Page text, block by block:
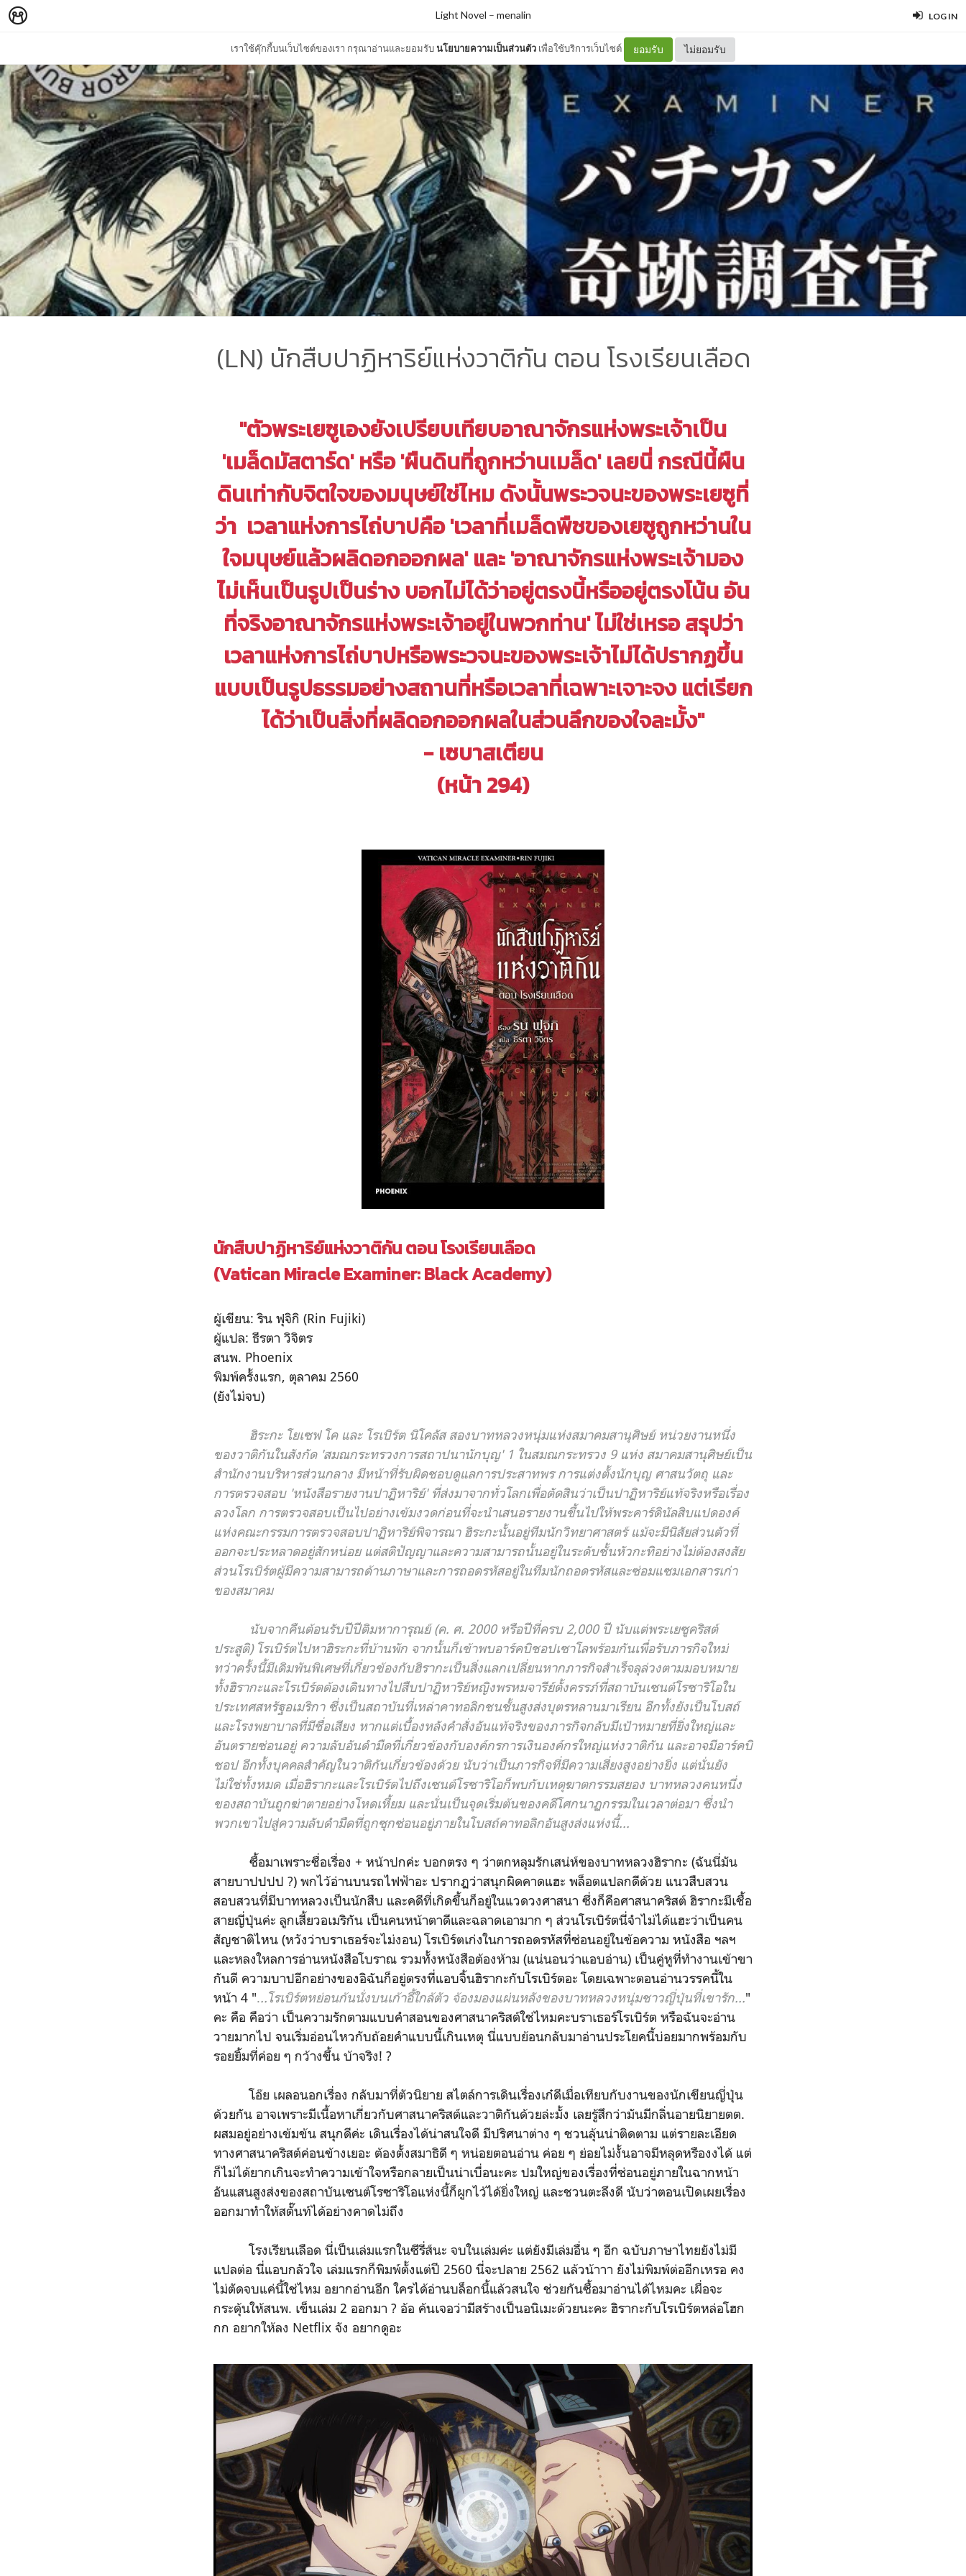
LOG IN
เราใช้คุ๊กกี้บนเว็บไซต์ของเรา กรุณาอ่านและยอมรับนโยบายความเป็นส่วนตัว เพื่อใช้บริการเว็บไซต์ ยอมรับ ไม่ยอมรับ
Light Novel – menalin
(LN) นักสืบปาฏิหาริย์แห่งวาติกัน ตอน โรงเรียนเลือด
"ตัวพระเยซูเองยังเปรียบเทียบอาณาจักรแห่งพระเจ้าเป็น
'เมล็ดมัสตาร์ด' หรือ 'ผืนดินที่ถูกหว่านเมล็ด' เลยนี่ กรณีนี้ผืน
ดินเท่ากับจิตใจของมนุษย์ใช่ไหม ดังนั้นพระวจนะของพระเยซูที่
ว่า เวลาแห่งการไถ่บาปคือ 'เวลาที่เมล็ดพืชของเยซูถูกหว่านใน
ใจมนุษย์แล้วผลิดอกออกผล' และ 'อาณาจักรแห่งพระเจ้ามอง
ไม่เห็นเป็นรูปเป็นร่าง บอกไม่ได้ว่าอยู่ตรงนี้หรืออยู่ตรงโน้น อัน
ที่จริงอาณาจักรแห่งพระเจ้าอยู่ในพวกท่าน' ไม่ใช่เหรอ สรุปว่า
เวลาแห่งการไถ่บาปหรือพระวจนะของพระเจ้าไม่ได้ปรากฏขึ้น
แบบเป็นรูปธรรมอย่างสถานที่หรือเวลาที่เฉพาะเจาะจง แต่เรียก
ได้ว่าเป็นสิ่งที่ผลิดอกออกผลในส่วนลึกของใจละมั้ง"
- เซบาสเตียน
(หน้า 294)
นักสืบปาฏิหาริย์แห่งวาติกัน ตอน โรงเรียนเลือด
(Vatican Miracle Examiner: Black Academy)
ผู้เขียน: ริน ฟุจิกิ (Rin Fujiki)
ผู้แปล: ธีรตา วิจิตร
สนพ. Phoenix
พิมพ์ครั้งแรก, ตุลาคม 2560
(ยังไม่จบ)
ฮิระกะ โยเซฟ โค และ โรเบิร์ต นิโคลัส สองบาทหลวงหนุ่มแห่งสมาคมสานุศิษย์ หน่วยงานหนึ่ง
ของวาติกันในสังกัด 'สมณกระทรวงการสถาปนานักบุญ' 1 ในสมณกระทรวง 9 แห่ง สมาคมสานุศิษย์เป็น
สำนักงานบริหารส่วนกลาง มีหน้าที่รับผิดชอบดูแลการประสาทพร การแต่งตั้งนักบุญ ศาสนวัตถุ และ
การตรวจสอบ 'หนังสือรายงานปาฏิหาริย์' ที่ส่งมาจากทั่วโลกเพื่อตัดสินว่าเป็นปาฏิหาริย์แท้จริงหรือเรื่อง
ลวงโลก การตรวจสอบเป็นไปอย่างเข้มงวดก่อนที่จะนำเสนอรายงานขึ้นไปให้พระคาร์ดินัลสิบแปดองค์
แห่งคณะกรรมการตรวจสอบปาฏิหาริย์พิจารณา ฮิระกะนั้นอยู่ทีมนักวิทยาศาสตร์ แม้จะมีนิสัยส่วนตัวที่
ออกจะประหลาดอยู่สักหน่อย แต่สติปัญญาและความสามารถนั้นอยู่ในระดับชั้นหัวกะทิอย่างไม่ต้องสงสัย
ส่วนโรเบิร์ตผู้มีความสามารถด้านภาษาและการถอดรหัสอยู่ในทีมนักถอดรหัสและซ่อมแซมเอกสารเก่า
ของสมาคม
นับจากคืนต้อนรับปีปีติมหาการุณย์ (ค. ศ. 2000 หรือปีที่ครบ 2,000 ปี นับแต่พระเยซูคริสต์
ประสูติ) โรเบิร์ตไปหาฮิระกะที่บ้านพัก จากนั้นก็เข้าพบอาร์คบิชอปเซาโลพร้อมกันเพื่อรับภารกิจใหม่
ทว่าครั้งนี้มีเดิมพันพิเศษที่เกี่ยวข้องกับฮิรากะเป็นสิ่งแลกเปลี่ยนหากภารกิจสำเร็จลุล่วงตามมอบหมาย
ทั้งฮิรากะและโรเบิร์ตต้องเดินทางไปสืบปาฏิหาริย์หญิงพรหมจารีย์ตั้งครรภ์ที่สถาบันเซนต์โรซาริโอใน
ประเทศสหรัฐอเมริกา ซึ่งเป็นสถาบันที่เหล่าคาทอลิกชนชั้นสูงส่งบุตรหลานมาเรียน อีกทั้งยังเป็นโบสถ์
และโรงพยาบาลที่มีชื่อเสียง หากแต่เบื้องหลังคำสั่งอันแท้จริงของภารกิจกลับมีเป้าหมายที่ยิ่งใหญ่และ
อันตรายซ่อนอยู่ ความลับอันดำมืดที่เกี่ยวข้องกับองค์กรการเงินองค์กรใหญ่แห่งวาติกัน และอาจมีอาร์คบิ
ชอป อีกทั้งบุคคลสำคัญในวาติกันเกี่ยวข้องด้วย นับว่าเป็นภารกิจที่มีความเสี่ยงสูงอย่างยิ่ง แต่นั่นยัง
ไม่ใช่ทั้งหมด เมื่อฮิรากะและโรเบิร์ตไปถึงเซนต์โรซาริโอก็พบกับเหตุฆาตกรรมสยอง บาทหลวงคนหนึ่ง
ของสถาบันถูกฆ่าตายอย่างโหดเหี้ยม และนั่นเป็นจุดเริ่มต้นของคดีโศกนาฏกรรมในเวลาต่อมา ซึ่งนำ
พวกเขาไปสู่ความลับดำมืดที่ถูกซุกซ่อนอยู่ภายในโบสถ์คาทอลิกอันสูงส่งแห่งนี้...
ซื้อมาเพราะชื่อเรื่อง + หน้าปกค่ะ บอกตรง ๆ ว่าตกหลุมรักเสน่ห์ของบาทหลวงฮิรากะ (ฉันนี่มัน
สายบาปปปป ?) พกไว้อ่านบนรถไฟฟ้าอะ ปรากฏว่าสนุกผิดคาดแฮะ พล็อตแปลกดีด้วย แนวสืบสวน
สอบสวนที่มีบาทหลวงเป็นนักสืบ และคดีที่เกิดขึ้นก็อยู่ในแวดวงศาสนา ซึ่งก็คือศาสนาคริสต์ ฮิรากะมีเชื้อ
สายญี่ปุ่นค่ะ ลูกเสี้ยวอเมริกัน เป็นคนหน้าตาดีและฉลาดเอามาก ๆ ส่วนโรเบิร์ตนี่จำไม่ได้แฮะว่าเป็นคน
สัญชาติไหน (หวังว่าบราเธอร์จะไม่งอน) โรเบิร์ตเก่งในการถอดรหัสที่ซ่อนอยู่ในข้อความ หนังสือ ฯลฯ
และหลงใหลการอ่านหนังสือโบราณ รวมทั้งหนังสือต้องห้าม (แน่นอนว่าแอบอ่าน) เป็นคู่หูที่ทำงานเข้าขา
กันดี ความบาปอีกอย่างของอิฉันก็อยู่ตรงที่แอบจิ้นฮิรากะกับโรเบิร์ตอะ โดยเฉพาะตอนอ่านวรรคนี้ใน
หน้า 4 "...โรเบิร์ตหย่อนก้นนั่งบนเก้าอี้ใกล้ตัว จ้องมองแผ่นหลังของบาทหลวงหนุ่มชาวญี่ปุ่นที่เขารัก..."
คะ คือ คือว่า เป็นความรักตามแบบคำสอนของศาสนาคริสต์ใช่ไหมคะบราเธอร์โรเบิร์ต หรือฉันจะอ่าน
วายมากไป จนเริ่มอ่อนไหวกับถ้อยคำแบบนี้เกินเหตุ นี่แบบย้อนกลับมาอ่านประโยคนี้บ่อยมากพร้อมกับ
รอยยิ้มที่ค่อย ๆ กว้างขึ้น บ้าจริง! ?
โอ๊ย เผลอนอกเรื่อง กลับมาที่ตัวนิยาย สไตล์การเดินเรื่องเก๋ดีเมื่อเทียบกับงานของนักเขียนญี่ปุ่น
ด้วยกัน อาจเพราะมีเนื้อหาเกี่ยวกับศาสนาคริสต์และวาติกันด้วยล่ะมั้ง เลยรู้สึกว่ามันมีกลิ่นอายนิยายตต.
ผสมอยู่อย่างเข้มข้น สนุกดีค่ะ เดินเรื่องได้น่าสนใจดี มีปริศนาต่าง ๆ ชวนลุ้นน่าติดตาม แต่รายละเอียด
ทางศาสนาคริสต์ค่อนข้างเยอะ ต้องตั้งสมาธิดี ๆ หน่อยตอนอ่าน ค่อย ๆ ย่อยไม่งั้นอาจมีหลุดหรืองงได้ แต่
ก็ไม่ได้ยากเกินจะทำความเข้าใจหรือกลายเป็นน่าเบื่อนะคะ ปมใหญ่ของเรื่องที่ซ่อนอยู่ภายในฉากหน้า
อันแสนสูงส่งของสถาบันเซนต์โรซาริโอแห่งนี้ก็ผูกไว้ได้ยิ่งใหญ่ และชวนตะลึงดี นับว่าตอนเปิดเผยเรื่อง
ออกมาทำให้สตั๊นท์ได้อย่างคาดไม่ถึง
โรงเรียนเลือด นี่เป็นเล่มแรกในซีรี่ส์นะ จบในเล่มค่ะ แต่ยังมีเล่มอื่น ๆ อีก ฉบับภาษาไทยยังไม่มี
แปลต่อ นี่แอบกลัวใจ เล่มแรกก็พิมพ์ตั้งแต่ปี 2560 นี่จะปลาย 2562 แล้วน้าาา ยังไม่พิมพ์ต่ออีกเหรอ คง
ไม่ตัดจบแค่นี้ใช่ไหม อยากอ่านอีก ใครได้อ่านบล็อกนี้แล้วสนใจ ช่วยกันซื้อมาอ่านได้ไหมคะ เผื่อจะ
กระตุ้นให้สนพ. เข็นเล่ม 2 ออกมา ? อ้อ ค้นเจอว่ามีสร้างเป็นอนิเมะด้วยนะคะ ฮิรากะกับโรเบิร์ตหล่อโฮก
กก อยากให้ลง Netflix จัง อยากดูอะ